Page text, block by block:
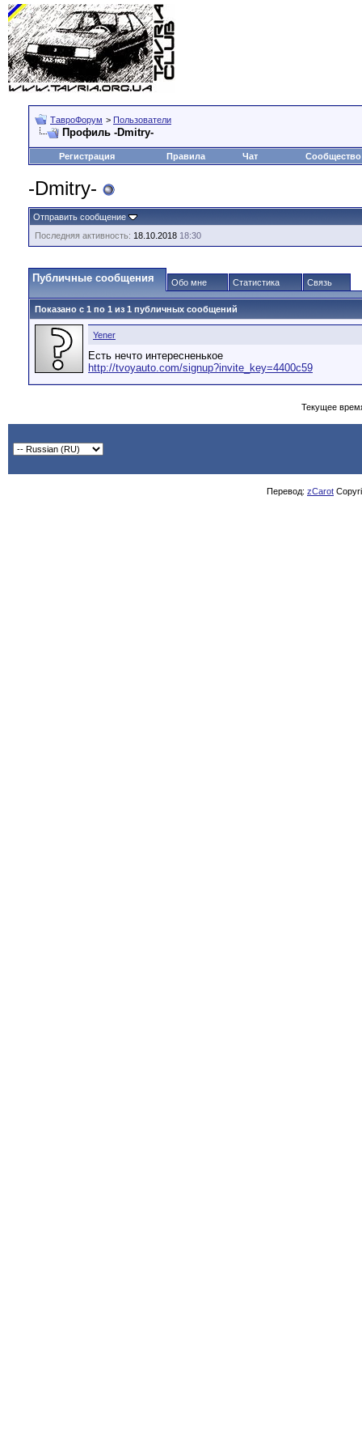
ТавроФорум > Пользователи
Профиль -Dmitry-
Регистрация Правила Чат Сообщество
-Dmitry-
Отправить сообщение
Последняя активность: 18.10.2018 18:30
Публичные сообщения Обо мне Статистика Связь
Показано с 1 по 1 из 1 публичных сообщений
Yener
Есть нечто интересненькое
http://tvoyauto.com/signup?invite_key=4400c59
Текущее
Перевод: zCarot